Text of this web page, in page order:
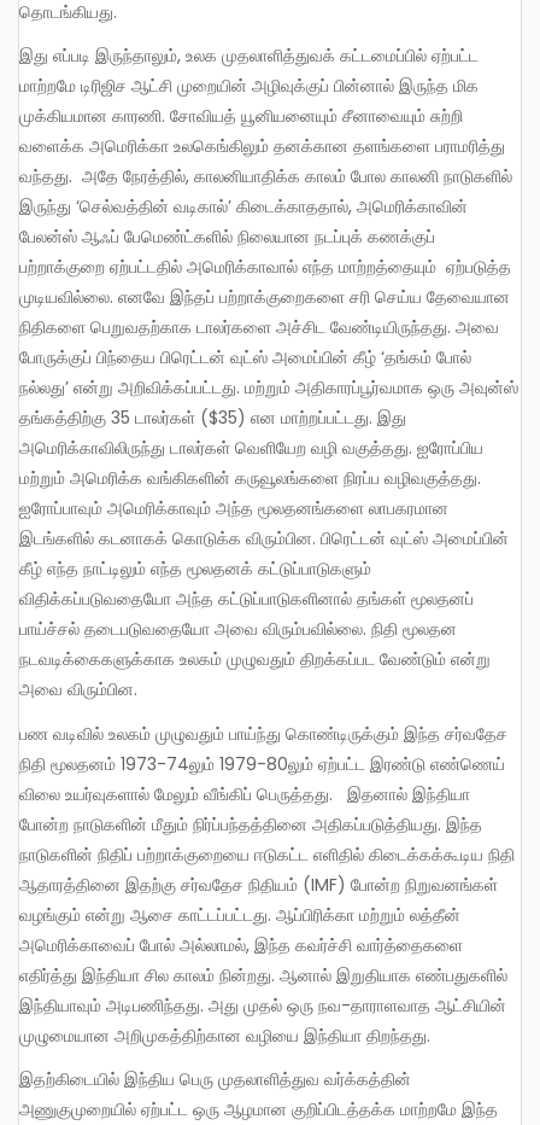
தொடங்கியது.
இது எப்படி இருந்தாலும், உலக முதலாளித்துவக் கட்டமைப்பில் ஏற்பட்ட
மாற்றமே டிரிஜிச ஆட்சி முறையின் அழிவுக்குப் பின்னால் இருந்த மிக
முக்கியமான காரணி. சோவியத் யூனியனையும் சீனாவையும் சுற்றி
வளைக்க அமெரிக்கா உலகெங்கிலும் தனக்கான தளங்களை பராமரித்து
வந்தது. அதே நேரத்தில், காலனியாதிக்க காலம் போல காலனி நாடுகளில்
இருந்து ‘செல்வத்தின் வடிகால்’ கிடைக்காததால், அமெரிக்காவின்
பேலன்ஸ் ஆஃப் பேமெண்ட்களில் நிலையான நடப்புக் கணக்குப்
பற்றாக்குறை ஏற்பட்டதில் அமெரிக்காவால் எந்த மாற்றத்தையும் ஏற்படுத்த
முடியவில்லை. எனவே இந்தப் பற்றாக்குறைகளை சரி செய்ய தேவையான
நிதிகளை பெறுவதற்காக டாலர்களை அச்சிட வேண்டியிருந்தது. அவை
போருக்குப் பிந்தைய பிரெட்டன் வுட்ஸ் அமைப்பின் கீழ் ‘தங்கம் போல்
நல்லது’ என்று அறிவிக்கப்பட்டது. மற்றும் அதிகாரப்பூர்வமாக ஒரு அவுன்ஸ்
தங்கத்திற்கு 35 டாலர்கள் ($35) என மாற்றப்பட்டது. இது
அமெரிக்காவிலிருந்து டாலர்கள் வெளியேற வழி வகுத்தது. ஐரோப்பிய
மற்றும் அமெரிக்க வங்கிகளின் கருவூலங்களை நிரப்ப வழிவகுத்தது.
ஐரோப்பாவும் அமெரிக்காவும் அந்த மூலதனங்களை லாபகரமான
இடங்களில் கடனாகக் கொடுக்க விரும்பின. பிரெட்டன் வுட்ஸ் அமைப்பின்
கீழ் எந்த நாட்டிலும் எந்த மூலதனக் கட்டுப்பாடுகளும்
விதிக்கப்படுவதையோ அந்த கட்டுப்பாடுகளினால் தங்கள் மூலதனப்
பாய்ச்சல் தடைபடுவதையோ அவை விரும்பவில்லை. நிதி மூலதன
நடவடிக்கைகளுக்காக உலகம் முழுவதும் திறக்கப்பட வேண்டும் என்று
அவை விரும்பின.
பண வடிவில் உலகம் முழுவதும் பாய்ந்து கொண்டிருக்கும் இந்த சர்வதேச
நிதி மூலதனம் 1973-74லும் 1979-80லும் ஏற்பட்ட இரண்டு எண்ணெய்
விலை உயர்வுகளால் மேலும் வீங்கிப் பெருத்தது. இதனால் இந்தியா
போன்ற நாடுகளின் மீதும் நிர்ப்பந்தத்தினை அதிகப்படுத்தியது. இந்த
நாடுகளின் நிதிப் பற்றாக்குறையை ஈடுகட்ட எளிதில் கிடைக்கக்கூடிய நிதி
ஆதாரத்தினை இதற்கு சர்வதேச நிதியம் (IMF) போன்ற நிறுவனங்கள்
வழங்கும் என்று ஆசை காட்டப்பட்டது. ஆப்பிரிக்கா மற்றும் லத்தீன்
அமெரிக்காவைப் போல் அல்லாமல், இந்த கவர்ச்சி வார்த்தைகளை
எதிர்த்து இந்தியா சில காலம் நின்றது. ஆனால் இறுதியாக எண்பதுகளில்
இந்தியாவும் அடிபணிந்தது. அது முதல் ஒரு நவ-தாராளவாத ஆட்சியின்
முழுமையான அறிமுகத்திற்கான வழியை இந்தியா திறந்தது.
இதற்கிடையில் இந்திய பெரு முதலாளித்துவ வர்க்கத்தின்
அணுகுமுறையில் ஏற்பட்ட ஒரு ஆழமான குறிப்பிடத்தக்க மாற்றமே இந்த